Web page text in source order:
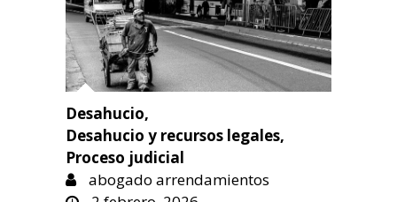
Desahucio,
Desahucio y recursos legales,
Proceso judicial
abogado arrendamientos